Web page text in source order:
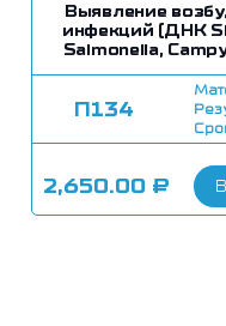
Выявление
инфекций (ДНК
Salmonella,
П134
2,650.00 ₽